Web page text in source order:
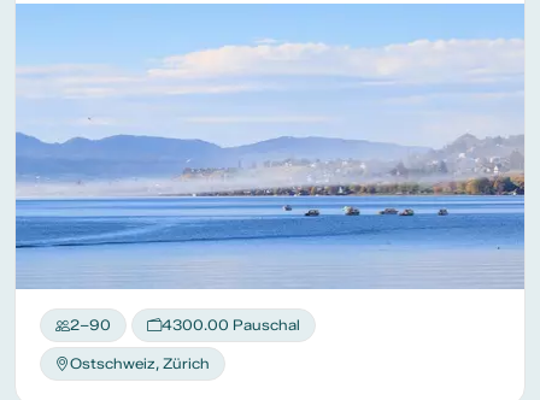
2–90 4300.00 Pauschal
Ostschweiz, Zürich